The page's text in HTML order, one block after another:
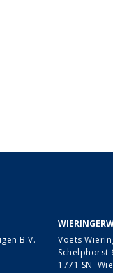
B.V.
Voets
Schelphorst
1771 SN